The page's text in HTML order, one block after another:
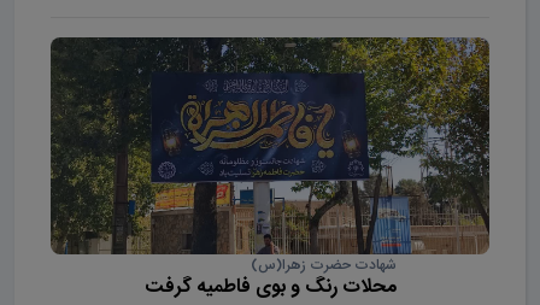
شهادت حضرت زهرا(س)
محلات رنگ و بوی فاطمیه گرفت